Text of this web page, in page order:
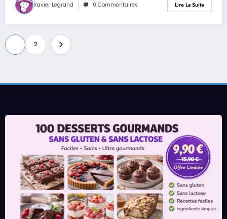
Xavier Legrand 0 Commentaires Lire La Suite
Pagination
des
2